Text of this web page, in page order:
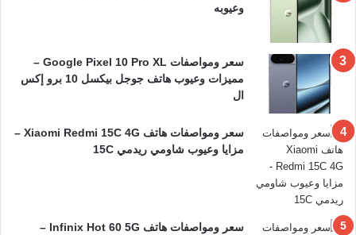
وعيوبه
سعر ومواصفات Google Pixel 10 Pro XL –
مميزات وعيوب هاتف جوجل بيكسل 10 برو إكس
ال
سعر ومواصفات هاتف Xiaomi Redmi 15C 4G –
مزايا وعيوب شاومي ريدمي 15C
سعر ومواصفات هاتف Infinix Hot 60 5G –